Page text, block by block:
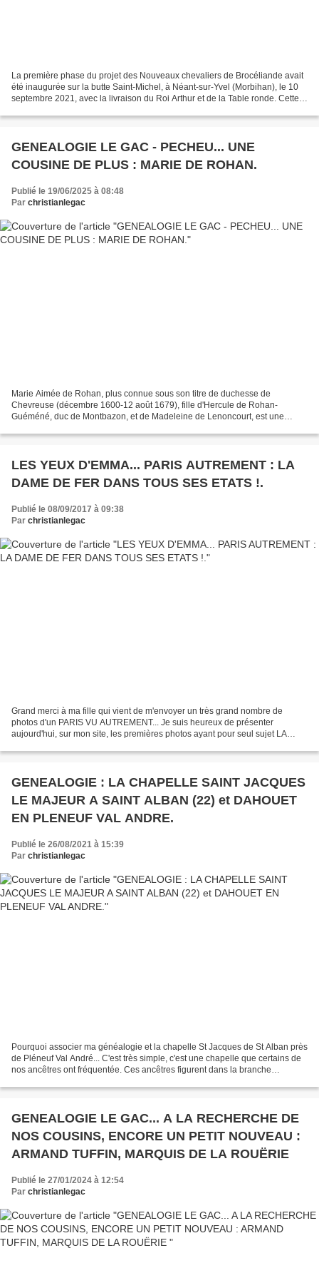
La première phase du projet des Nouveaux chevaliers de Brocéliande avait
été inaugurée sur la butte Saint-Michel, à Néant-sur-Yvel (Morbihan), le 10
septembre 2021, avec la livraison du Roi Arthur et de la Table ronde. Cette
GENEALOGIE LE GAC - PECHEU... UNE
COUSINE DE PLUS : MARIE DE ROHAN.
Publié le 19/06/2025 à 08:48
Par christianlegac
Marie Aimée de Rohan, plus connue sous son titre de duchesse de
Chevreuse (décembre 1600-12 août 1679), fille d'Hercule de Rohan-
Guéméné, duc de Montbazon, et de Madeleine de Lenoncourt, est une
LES YEUX D'EMMA... PARIS AUTREMENT : LA
DAME DE FER DANS TOUS SES ETATS !.
Publié le 08/09/2017 à 09:38
Par christianlegac
Grand merci à ma fille qui vient de m'envoyer un très grand nombre de
photos d'un PARIS VU AUTREMENT... Je suis heureux de présenter
aujourd'hui, sur mon site, les premières photos ayant pour seul sujet LA
GENEALOGIE : LA CHAPELLE SAINT JACQUES
LE MAJEUR A SAINT ALBAN (22) et DAHOUET
EN PLENEUF VAL ANDRE.
Publié le 26/08/2021 à 15:39
Par christianlegac
Pourquoi associer ma généalogie et la chapelle St Jacques de St Alban près
de Pléneuf Val André... C'est très simple, c'est une chapelle que certains de
nos ancêtres ont fréquentée. Ces ancêtres figurent dans la branche
GENEALOGIE LE GAC... A LA RECHERCHE DE
NOS COUSINS, ENCORE UN PETIT NOUVEAU :
ARMAND TUFFIN, MARQUIS DE LA ROUËRIE
Publié le 27/01/2024 à 12:54
Par christianlegac